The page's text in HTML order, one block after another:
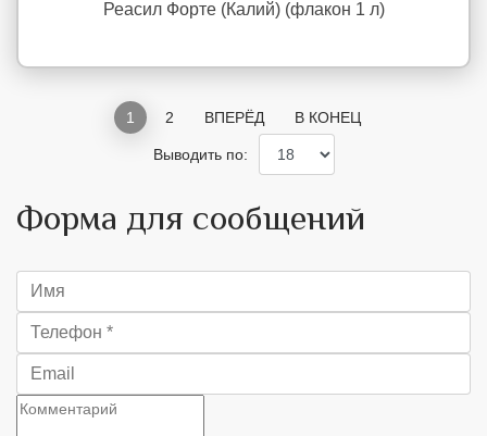
Реасил Форте (Калий) (флакон 1 л)
1 2 ВПЕРЁД В КОНЕЦ
Выводить по:
Форма для сообщений